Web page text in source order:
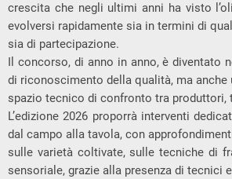
crescita che negli ultimi anni ha visto
evolversi rapidamente sia in termini di
sia di partecipazione.
Il concorso, di anno in anno, è diventato
di riconoscimento della qualità, ma anche
spazio tecnico di confronto tra produttori,
L’edizione 2026 proporrà interventi
dal campo alla tavola, con
sulle varietà coltivate, sulle tecniche di
sensoriale, grazie alla presenza di tecnici